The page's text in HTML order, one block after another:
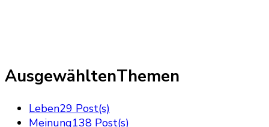
AusgewähltenThemen
Leben29 Post(s)
Meinung138 Post(s)